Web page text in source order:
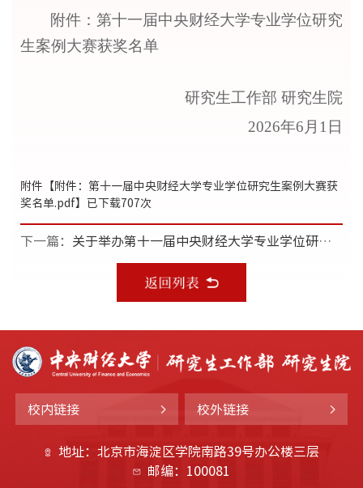
附件：第十一届中央财经大学专业学位研究
生案例大赛获奖名单
研究生工作部 研究生院
2026年6 月 1 日
附件【附件：第十一届中央财经大学专业学位研究生案例大赛获
奖名单.pdf】已下载707次
下一篇： 关于举办第十一届中央财经大学专业学位研究生案例大赛答辩会的通知
校内链接 校外链接
地址：北京市海淀区学院南路39号办公楼三层
邮编：100081